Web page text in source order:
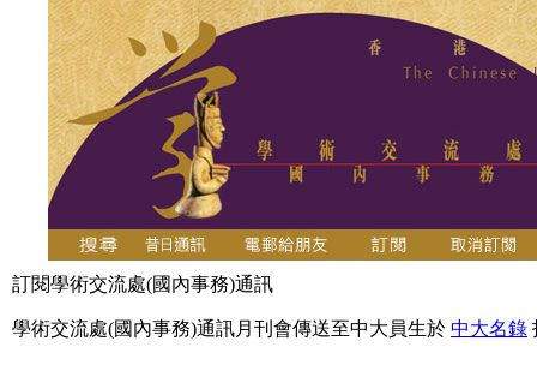
訂閱學術交流處(國內事務)通訊
學術交流處(國內事務)通訊月刊會傳送至中大員生於 中大名錄